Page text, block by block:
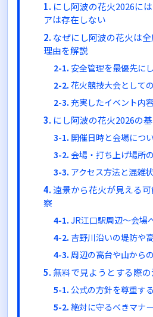
にし阿波の花火2026に
アは存在しない
なぜにし阿波の花火は
理由を解説
安全管理を最優先に
花火競技大会として
充実したイベント内
にし阿波の花火2026の
開催日時と会場につ
会場・打ち上げ場所
アクセス方法と混雑
遠景から花火が見える
察
JR江口駅周辺〜会場
吉野川沿いの堤防や
周辺の高台や山から
無料で見ようとする際
公式の方針を尊重す
絶対に守るべきマナ